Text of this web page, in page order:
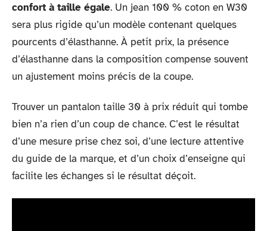
confort à taille égale. Un jean 100 % coton en W30
sera plus rigide qu’un modèle contenant quelques
pourcents d’élasthanne. À petit prix, la présence
d’élasthanne dans la composition compense souvent
un ajustement moins précis de la coupe.
Trouver un pantalon taille 30 à prix réduit qui tombe
bien n’a rien d’un coup de chance. C’est le résultat
d’une mesure prise chez soi, d’une lecture attentive
du guide de la marque, et d’un choix d’enseigne qui
facilite les échanges si le résultat déçoit.